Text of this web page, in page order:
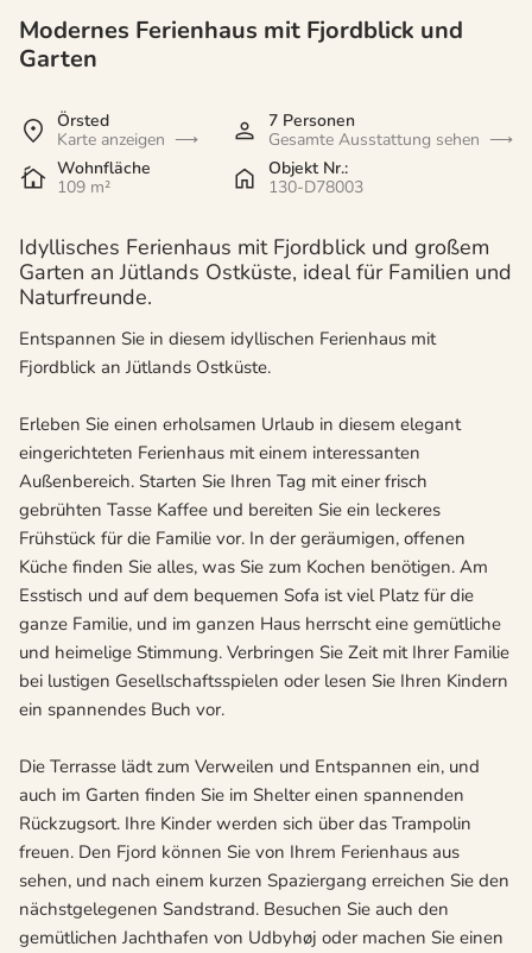
Modernes Ferienhaus mit Fjordblick und
Garten
Örsted
Karte anzeigen
7 Personen
Gesamte Ausstattung sehen
Wohnfläche
109 m²
Objekt Nr.:
130-D78003
Idyllisches Ferienhaus mit Fjordblick und großem
Garten an Jütlands Ostküste, ideal für Familien und
Naturfreunde.
Entspannen Sie in diesem idyllischen Ferienhaus mit
Fjordblick an Jütlands Ostküste.
Erleben Sie einen erholsamen Urlaub in diesem elegant
eingerichteten Ferienhaus mit einem interessanten
Außenbereich. Starten Sie Ihren Tag mit einer frisch
gebrühten Tasse Kaffee und bereiten Sie ein leckeres
Frühstück für die Familie vor. In der geräumigen, offenen
Küche finden Sie alles, was Sie zum Kochen benötigen. Am
Esstisch und auf dem bequemen Sofa ist viel Platz für die
ganze Familie, und im ganzen Haus herrscht eine gemütliche
und heimelige Stimmung. Verbringen Sie Zeit mit Ihrer Familie
bei lustigen Gesellschaftsspielen oder lesen Sie Ihren Kindern
ein spannendes Buch vor.
Die Terrasse lädt zum Verweilen und Entspannen ein, und
auch im Garten finden Sie im Shelter einen spannenden
Rückzugsort. Ihre Kinder werden sich über das Trampolin
freuen. Den Fjord können Sie von Ihrem Ferienhaus aus
sehen, und nach einem kurzen Spaziergang erreichen Sie den
nächstgelegenen Sandstrand. Besuchen Sie auch den
gemütlichen Jachthafen von Udbyhøj oder machen Sie einen